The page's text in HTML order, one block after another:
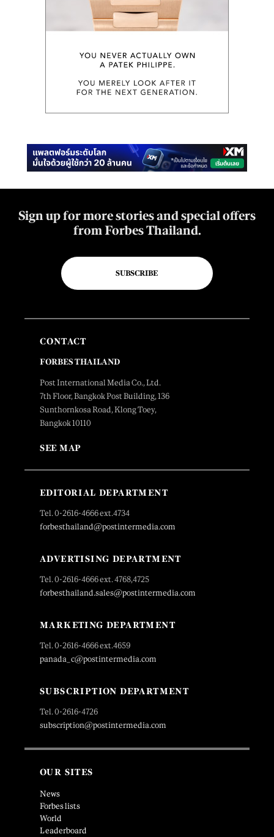
Sign up for more stories and special offers
from Forbes Thailand.
SUBSCRIBE
CONTACT
FORBES THAILAND
Post International Media Co., Ltd.
7th Floor, Bangkok Post Building, 136
Sunthornkosa Road, Klong Toey,
Bangkok 10110
SEE MAP
EDITORIAL DEPARTMENT
Tel. 0-2616-4666 ext.4734
forbesthailand@postintermedia.com
ADVERTISING DEPARTMENT
Tel. 0-2616-4666 ext. 4768,4725
forbesthailand.sales@postintermedia.com
MARKETING DEPARTMENT
Tel. 0-2616-4666 ext.4659
panada_c@postintermedia.com
SUBSCRIPTION DEPARTMENT
Tel. 0-2616-4726
subscription@postintermedia.com
OUR SITES
News
Forbes lists
World
Leaderboard